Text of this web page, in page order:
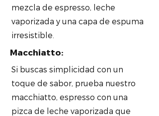
mezcla de espresso, leche
vaporizada y una capa de espuma
irresistible.
Macchiatto:
Si buscas simplicidad con un
toque de sabor, prueba nuestro
macchiatto, espresso con una
pizca de leche vaporizada que